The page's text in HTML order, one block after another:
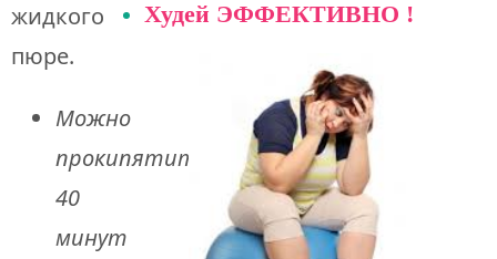
жидкого
пюре.
Можно
прокипятить
40
минут
Худей ЭФФЕКТИВНО !